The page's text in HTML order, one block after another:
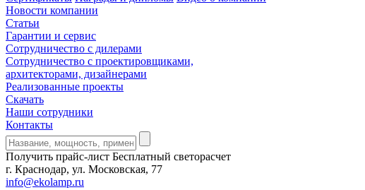
Новости компании
Статьи
Гарантии и сервис
Сотрудничество с дилерами
Сотрудничество с проектировщиками,
архитекторами, дизайнерами
Реализованные проекты
Скачать
Наши сотрудники
Контакты
Получить прайс-лист Бесплатный светорасчет
г. Краснодар, ул. Московская, 77
info@ekolamp.ru